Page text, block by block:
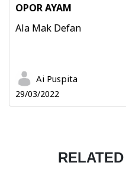
OPOR AYAM
Ala Mak Defan
Ai Puspita
29/03/2022